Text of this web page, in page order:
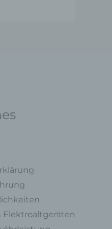
Elektroaltgeräten